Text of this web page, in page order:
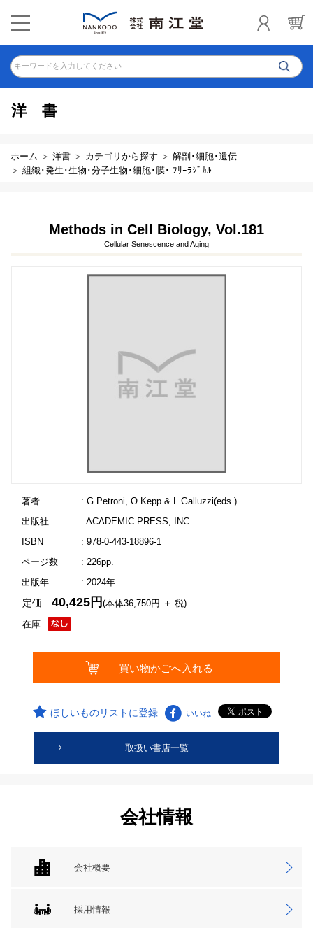
キーワードを入力してください
洋書
ホーム 洋書 カテゴリから探す
解剖･細胞･遺伝
組織･発生･生物･分子生物･細胞･膜･ ﾌﾘｰﾗｼﾞｶﾙ
Methods in Cell Biology, Vol.181
Cellular Senescence and Aging
著者
: G.Petroni, O.Kepp & L.Galluzzi(eds.)
出版社
: ACADEMIC PRESS, INC.
ISBN
: 978-0-443-18896-1
ページ数
: 226pp.
出版年
: 2024年
在庫
定価40,425円(本体36,750円 ＋ 税)
ほしいものリストに登録 いいね
取扱い書店一覧
会社情報
会社概要
採用情報